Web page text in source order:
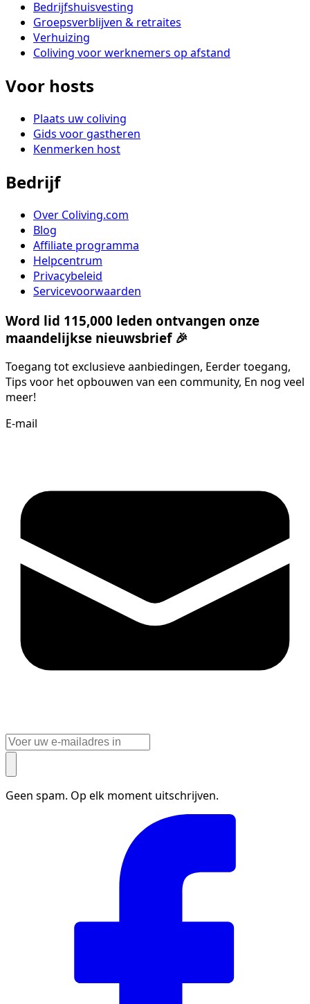
Bedrijfshuisvesting
Groepsverblijven & retraites
Verhuizing
Coliving voor werknemers op afstand
Voor hosts
Plaats uw coliving
Gids voor gastheren
Kenmerken host
Bedrijf
Over Coliving.com
Blog
Affiliate programma
Helpcentrum
Privacybeleid
Servicevoorwaarden
Word lid 115,000 leden ontvangen onze
maandelijkse nieuwsbrief 🎉
Toegang tot exclusieve aanbiedingen, Eerder toegang,
Tips voor het opbouwen van een community, En nog veel
meer!
E-mail
Geen spam. Op elk moment uitschrijven.